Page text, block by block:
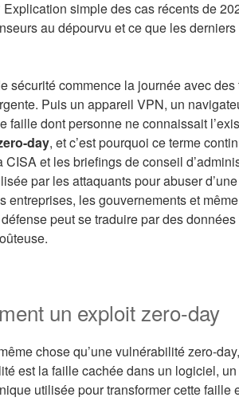
Explication simple des cas récents de
au dépourvu et ce que les
sécurité commence la journée avec
Puis un appareil VPN, un
faille dont personne ne connaissait
day, et c’est pourquoi ce terme
et les briefings de conseil
par les attaquants pour abuser
entreprises, les gouvernements et
peut se traduire par des
un exploit zero-day
chose qu’une vulnérabilité zero-
est la faille cachée dans un logiciel,
utilisée pour transformer cette faille